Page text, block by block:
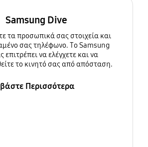
Samsung Dive
τα προσωπικά σας στοιχεία και
σας τηλέφωνο. Το Samsung
επιτρέπει να ελέγχετε και να
το κινητό σας από απόσταση.
Περισσότερα